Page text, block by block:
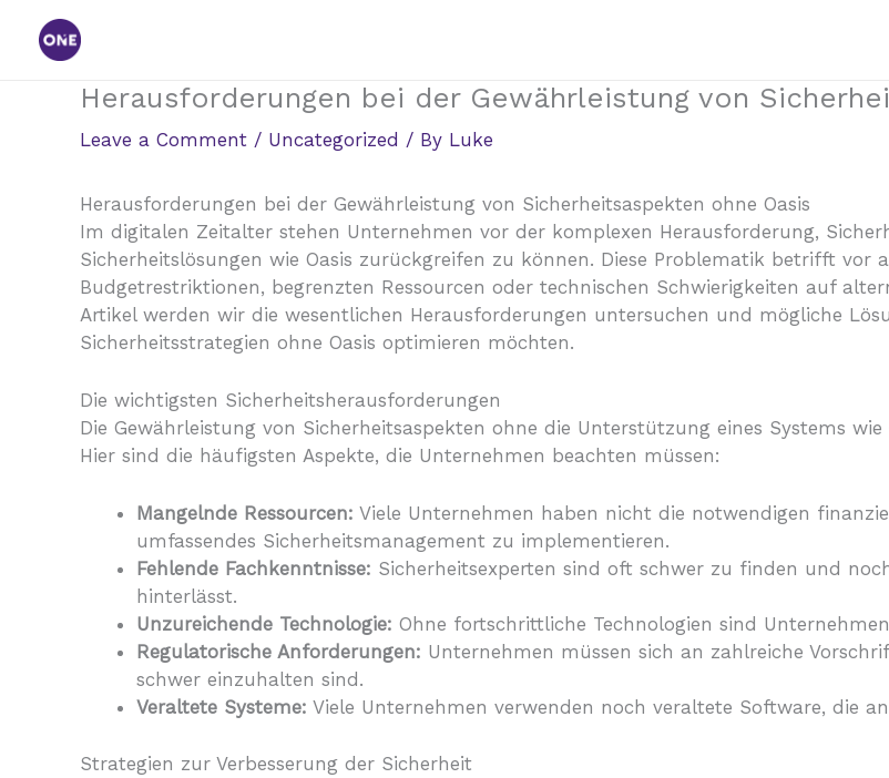
content
Herausforderungen bei der Gewährleistung von
Leave a Comment / Uncategorized / By Luke
Herausforderungen bei der Gewährleistung von Sicherheitsaspekten ohne Oasis
Im digitalen Zeitalter stehen Unternehmen vor der komplexen Herausforderung,
Sicherheitslösungen wie Oasis zurückgreifen zu können. Diese Problematik betrifft vor
Budgetrestriktionen, begrenzten Ressourcen oder technischen Schwierigkeiten auf
Artikel werden wir die wesentlichen Herausforderungen untersuchen und mögliche
Sicherheitsstrategien ohne Oasis optimieren möchten.
Die wichtigsten Sicherheitsherausforderungen
Die Gewährleistung von Sicherheitsaspekten ohne die Unterstützung eines Systems
Hier sind die häufigsten Aspekte, die Unternehmen beachten müssen:
Mangelnde Ressourcen: Viele Unternehmen haben nicht die notwendigen
umfassendes Sicherheitsmanagement zu implementieren.
Fehlende Fachkenntnisse: Sicherheitsexperten sind oft schwer zu finden und
hinterlässt.
Unzureichende Technologie: Ohne fortschrittliche Technologien sind
Regulatorische Anforderungen: Unternehmen müssen sich an zahlreiche
schwer einzuhalten sind.
Veraltete Systeme: Viele Unternehmen verwenden noch veraltete Software, die
Strategien zur Verbesserung der Sicherheit